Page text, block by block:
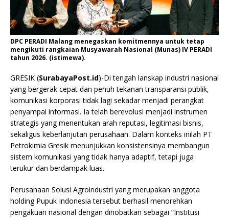
DPC PERADI Malang menegaskan komitmennya untuk tetap
mengikuti rangkaian Musyawarah Nasional (Munas) IV PERADI
tahun 2026. (istimewa).
GRESIK (SurabayaPost.id)-Di tengah lanskap industri nasional
yang bergerak cepat dan penuh tekanan transparansi publik,
komunikasi korporasi tidak lagi sekadar menjadi perangkat
penyampai informasi. Ia telah berevolusi menjadi instrumen
strategis yang menentukan arah reputasi, legitimasi bisnis,
sekaligus keberlanjutan perusahaan. Dalam konteks inilah PT
Petrokimia Gresik menunjukkan konsistensinya membangun
sistem komunikasi yang tidak hanya adaptif, tetapi juga
terukur dan berdampak luas.
Perusahaan Solusi Agroindustri yang merupakan anggota
holding Pupuk Indonesia tersebut berhasil menorehkan
pengakuan nasional dengan dinobatkan sebagai “Institusi